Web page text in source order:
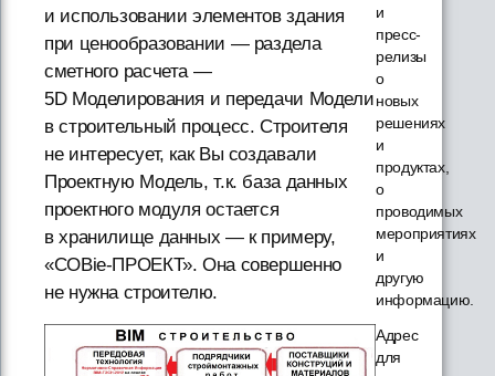
и использовании элементов здания
при ценообразовании — раздела
сметного расчета —
5D Моделирования и передачи Модели
в строительный процесс. Строителя
не интересует, как Вы создавали
Проектную Модель, т.к. база данных
проектного модуля остается
в хранилище данных — к примеру,
«COBie-ПРОЕКТ». Она совершенно
не нужна строителю.
и
пресс-
релизы
о
новых
решениях
и
продуктах,
о
проводимых
мероприятиях
и
другую
информацию.
Адрес
для